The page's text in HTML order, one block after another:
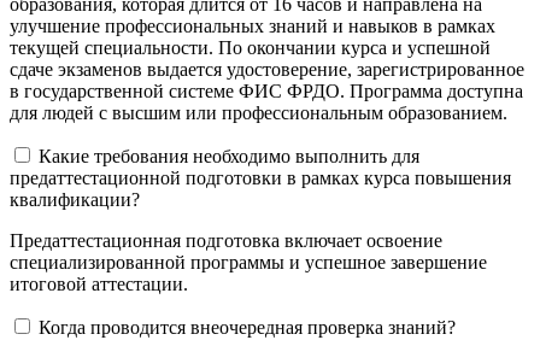
образования, которая длится от 16 часов и направлена на
улучшение профессиональных знаний и навыков в рамках
текущей специальности. По окончании курса и успешной
сдаче экзаменов выдается удостоверение, зарегистрированное
в государственной системе ФИС ФРДО. Программа доступна
для людей с высшим или профессиональным образованием.
Какие требования необходимо выполнить для
предаттестационной подготовки в рамках курса повышения
квалификации?
Предаттестационная подготовка включает освоение
специализированной программы и успешное завершение
итоговой аттестации.
Когда проводится внеочередная проверка знаний?